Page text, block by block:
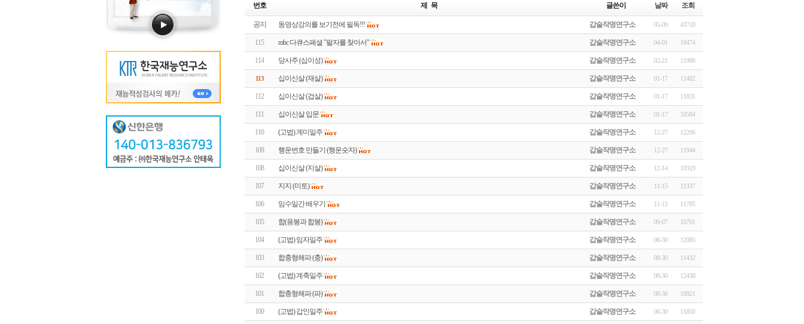
번호
제 목 글쓴이 날짜 조회
공지 동영상강의를 보기전에 필독!!! 갑술작명연구소 05-09 43718
115 mbc 다큐스페셜 "팔자를 찾아서" 갑술작명연구소 04-01 10474
114 당사주 (십이성) 갑술작명연구소 02-21 11988
113 십이신살 (재살) 갑술작명연구소 01-17 11482
112 십이신살 (겁살) 갑술작명연구소 01-17 11831
111 십이신살 입문 갑술작명연구소 01-17 10584
110 (고법) 계미일주 갑술작명연구소 12-27 12206
109 행운번호 만들기 (행운숫자) 갑술작명연구소 12-27 11944
108 십이신살 (지살) 갑술작명연구소 12-14 10319
107 지지 (미토) 갑술작명연구소 11-15 11337
106 임수일간 배우기 갑술작명연구소 11-15 11785
105 합(용봉과 합봉) 갑술작명연구소 09-07 10701
104 (고법) 임자일주 갑술작명연구소 08-30 12085
103 합충형해파 (충) 갑술작명연구소 08-30 11432
102 (고법) 계축일주 갑술작명연구소 08-30 12438
101 합충형해파 (파) 갑술작명연구소 08-30 10921
100 (고법) 갑인일주 갑술작명연구소 08-30 11850